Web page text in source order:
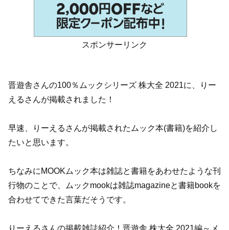
スポンサーリンク
晋遊舎さんの100％ムックシリーズ 株大全 2021に、りー
えるさんが掲載されました！
早速、りーえるさんが掲載されたムック本(書籍)を紹介し
たいと思います。
ちなみにMOOKムック本は雑誌と書籍をあわせたような刊
行物のことで、ムックmookは雑誌magazineと書籍bookを
合わせてできた言葉だそうです。
りーえるさんの掲載雑誌紹介！晋遊舎 株大全 2021編～メ